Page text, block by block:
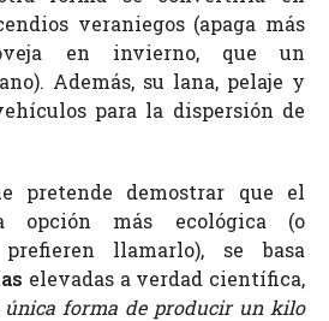
veraniegos (apaga más
en invierno, que un
Además, su lana, pelaje y
para la dispersión de
pretende demostrar que el
opción más ecológica (o
llamarlo), se basa
elevadas a verdad científica,
forma de producir un kilo